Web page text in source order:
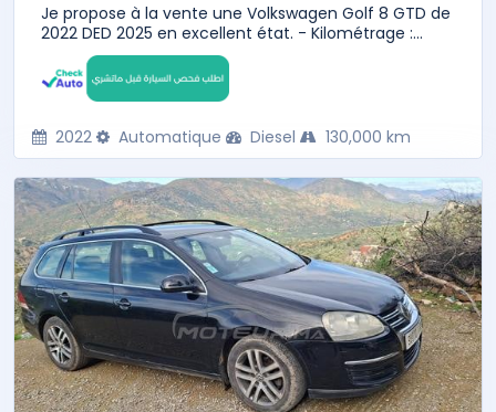
Je propose à la vente une Volkswagen Golf 8 GTD de
2022 DED 2025 en excellent état. - Kilométrage :...
2022 Automatique Diesel 130,000 km